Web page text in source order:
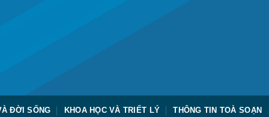
ĐỜI SỐNG KHOA HỌC VÀ TRIẾT LÝ THÔNG TIN TOÀ SOẠN